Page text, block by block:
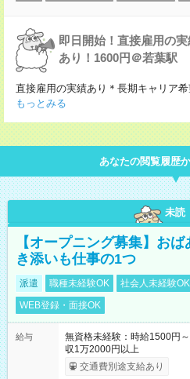
即日開始！直接雇用の
あり！1600円＠若葉駅
直接雇用の実績あり＊長期キャリア
もっとみる
あなたの閲覧履歴
未読
【オープニング募集】お
き添いも仕事の1つ
派遣 職種未経験OK 社会人未経験OK
WEB登録・面接OK
給与
無資格未経験：時給1500
収1万2000円以上
交通費別途支給あり